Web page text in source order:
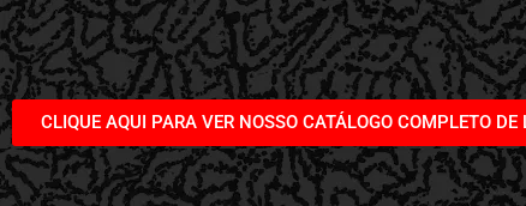
CLIQUE AQUI PARA VER NOSSO CATÁLOGO COMPLETO